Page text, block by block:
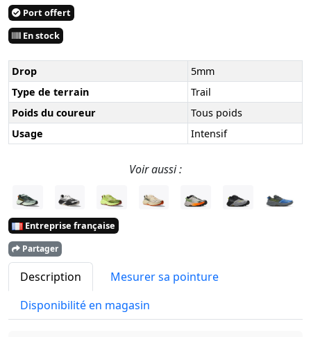
Port offert
En stock
Drop
5mm
Type de terrain
Trail
Poids du coureur
Tous poids
Usage
Intensif
Voir aussi :
Entreprise française
Partager
Description
Mesurer sa pointure
Disponibilité en magasin